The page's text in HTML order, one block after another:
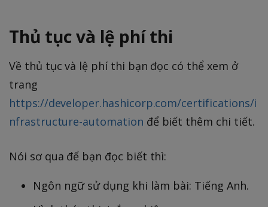
Thủ tục và lệ phí thi
Về thủ tục và lệ phí thi bạn đọc có thể xem ở
trang
https://developer.hashicorp.com/certifications/i
nfrastructure-automation để biết thêm chi tiết.
Nói sơ qua để bạn đọc biết thì:
Ngôn ngữ sử dụng khi làm bài: Tiếng Anh.